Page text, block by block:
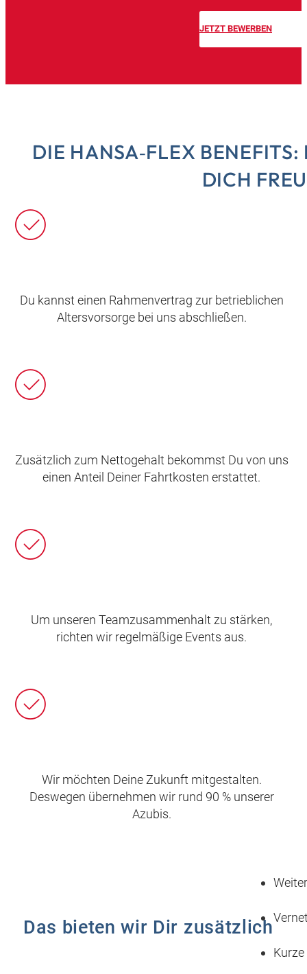
JETZT BEWERBEN
DIE HANSA‑FLEX
DICH
Du kannst einen Rahmenvertrag zur betrieblichen
Altersvorsorge bei uns abschließen.
Zusätzlich zum Nettogehalt bekommst Du von uns
einen Anteil Deiner Fahrtkosten erstattet.
Um unseren Teamzusammenhalt zu stärken,
richten wir regelmäßige Events aus.
Wir möchten Deine Zukunft mitgestalten.
Deswegen übernehmen wir rund 90 % unserer
Azubis.
Das bieten wir Dir zusätzlich